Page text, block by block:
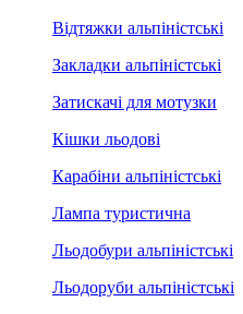
Відтяжки альпіністські
Закладки альпіністські
Затискачі для мотузки
Кішки льодові
Карабіни альпіністські
Лампа туристична
Льодобури альпіністські
Льодоруби альпіністські